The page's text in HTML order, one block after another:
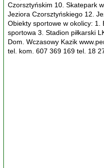
Czorsztyńskim 10. Skatepark
Jeziora Czorsztyńskiego 12.
Obiekty sportowe w okolicy: 1.
sportowa 3. Stadion piłkarski
Dom. Wczasowy Kazik
tel. kom. 607 369 169 tel. 18